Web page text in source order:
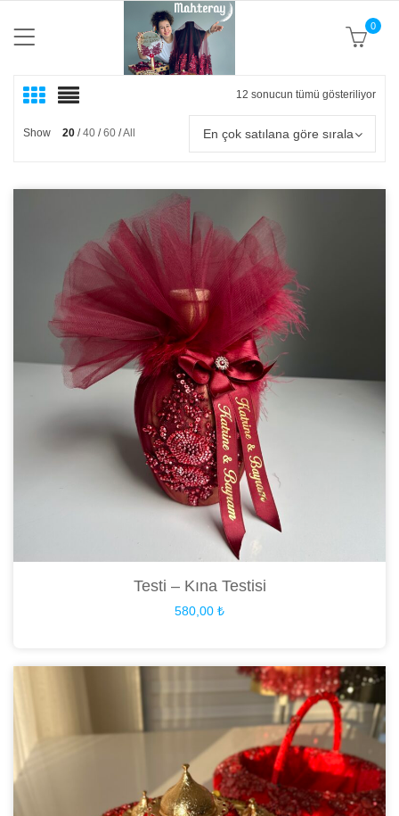
0
12 sonucun tümü gösteriliyor
göre
Show 20 40 60 All En çok satılana göre sırala
Testi – Kına Testisi
580,00 ₺